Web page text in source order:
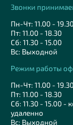
Звонки
Пн-Чт: 11.00 - 19.30
Пт: 11.00 - 18.30
Сб: 11.30 - 15.00
Вс: Выходной
Режим работы
Пн-Чт: 11.00 - 19.30
Пт: 11.00 - 18.30
Сб: 11.30 - 15.00 -
удаленно
Вс: Выходной